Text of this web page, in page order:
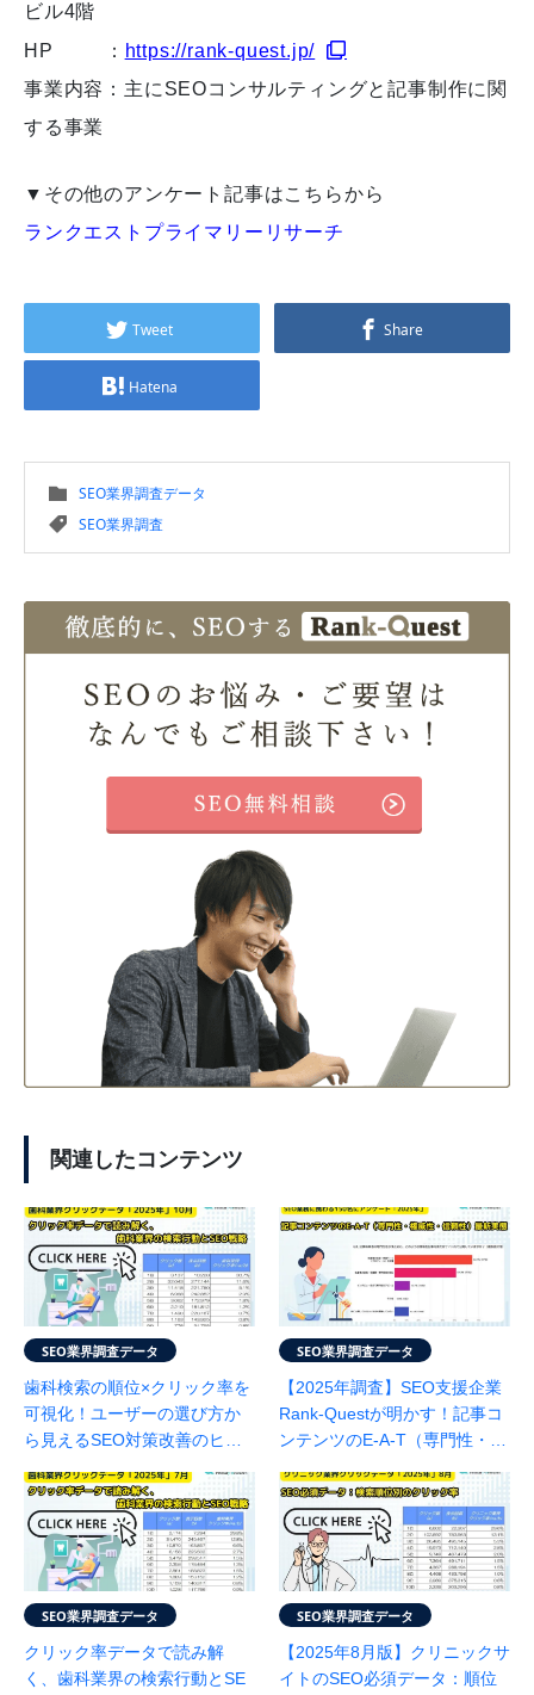
ビル4階
HP ： https://rank-quest.jp/
事業内容：主にSEOコンサルティングと記事制作に関
する事業
▼その他のアンケート記事はこちらから
ランクエストプライマリーリサーチ
Tweet Share
Hatena
SEO業界調査データ
SEO業界調査
関連したコンテンツ
SEO業界調査データ
歯科検索の順位×クリック率を
可視化！ユーザーの選び方か
ら見えるSEO対策改善のヒン
エスト調べ）
SEO業界調査データ
【2025年調査】SEO支援企業
Rank-Questが明かす！記事コ
ンテンツのE-A-T（専門性・権
SEO業界調査データ
クリック率データで読み解
く、歯科業界の検索行動とSE
SEO業界調査データ
【2025年8月版】クリニックサ
イトのSEO必須データ：順位